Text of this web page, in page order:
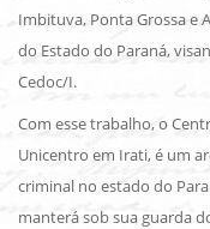
Imbituva, Ponta Grossa e
do Estado do Paraná,
Cedoc/I.
Com esse trabalho, o
Unicentro em Irati, é um
criminal no estado do
manterá sob sua guarda